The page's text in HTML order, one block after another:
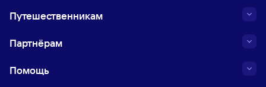
Путешественникам
Партнёрам
Помощь